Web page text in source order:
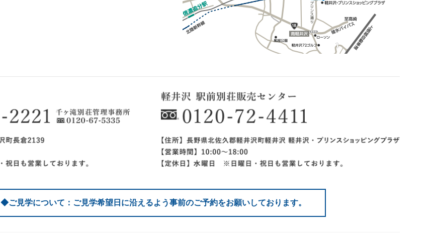
◆ご見学について：ご見学希望日に沿えるよう事前のご予約をお願いしております。